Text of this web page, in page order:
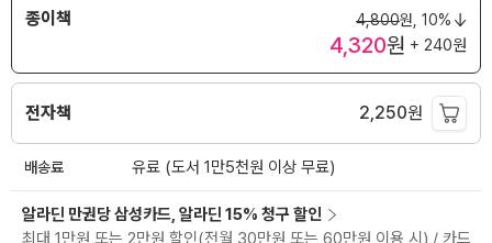
종이책 4,800원, 10%
4,320원 + 240원
전자책 2,250원
배송료 유료 (도서 1만5천원 이상 무료)
알라딘 만권당 삼성카드, 알라딘 15% 청구 할인
최대 1만원 또는 2만원 할인(전월 30만원 또는 60만원 이용 시) / 카드